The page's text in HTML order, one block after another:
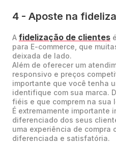
4 - Aposte na
A fidelização de clientes
para E-commerce, que
deixada de lado.
Além de oferecer um
responsivo e preços
importante que você tenha
identifique com sua marca.
fiéis e que comprem na sua
É extremamente importante
diferenciado dos seus
uma experiência de compra
diferenciada e satisfatória.